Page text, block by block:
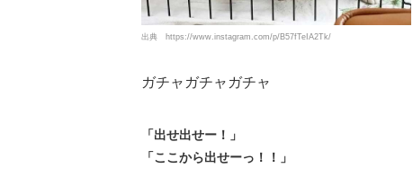
出典 https://www.instagram.com/p/B57fTeIA2Tk/
ガチャガチャガチャ
「出せ出せー！」
「ここから出せーっ！！」